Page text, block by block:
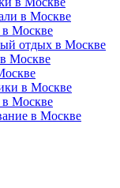
в Москве
в Москве
отдых в Москве
Москве
в Москве
в Москве
в Москве